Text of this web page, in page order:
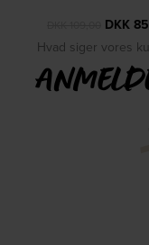
DKK
Hvad siger vores